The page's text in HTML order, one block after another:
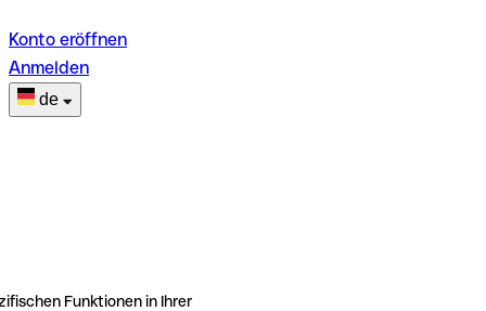
Konto eröffnen
Anmelden
de
Funktionen in Ihrer